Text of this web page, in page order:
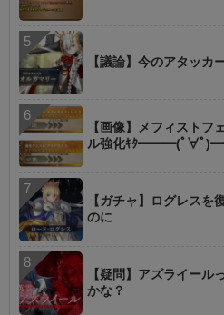
【議論】今のアタッカ
【画像】メフィストフ
ル強化ｷﾀ━━━(ﾟ∀ﾟ
【ガチャ】ログレスを
のに
【疑問】アズライール
かな？